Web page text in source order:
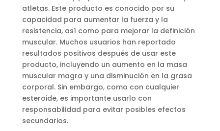
atletas. Este producto es conocido por su
capacidad para aumentar la fuerza y la
resistencia, así como para mejorar la definición
muscular. Muchos usuarios han reportado
resultados positivos después de usar este
producto, incluyendo un aumento en la masa
muscular magra y una disminución en la grasa
corporal. Sin embargo, como con cualquier
esteroide, es importante usarlo con
responsabilidad para evitar posibles efectos
secundarios.